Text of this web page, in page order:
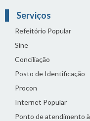
Serviços
Refeitório Popular
Sine
Conciliação
Posto de Identificação
Procon
Internet Popular
Ponto de atendimento à